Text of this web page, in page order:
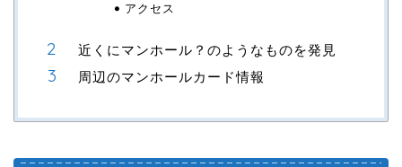
アクセス
近くにマンホール？のようなものを発見
周辺のマンホールカード情報